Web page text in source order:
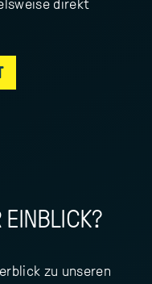
direkt
EINBLICK?
zu unseren